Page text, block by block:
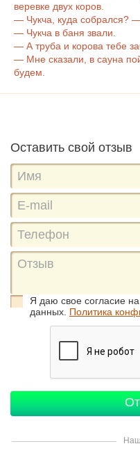
веревке двух коров.
— Чукча, куда собрался?
— Чукча в баня звали.
— А труба и корова тебе
— Мне сказали, в сауна
будем.
Оставить свой отзыв
Я даю свое согласие
данных. Политика